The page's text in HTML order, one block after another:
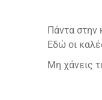
Πάντα στην
Εδώ οι
Μη χάνεις